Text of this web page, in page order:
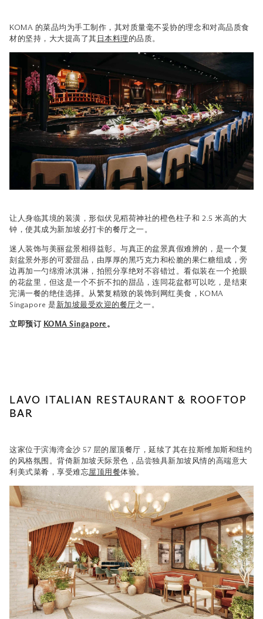
KOMA 的菜品均为手工制作，其对质量毫不妥协的理念和对高品质食
材的坚持，大大提高了其 日本料理 的品质。
让人身临其境的装潢，形似伏见稻荷神社的橙色柱子和 2.5 米高的大
钟，使其成为新加坡必打卡的餐厅之一。
迷人装饰与美丽盆景相得益彰。与真正的盆景真假难辨的，是一个复
刻盆景外形的可爱甜品，由厚厚的黑巧克力和松脆的果仁糖组成，旁
边再加一勺绵滑冰淇淋，拍照分享绝对不容错过。看似装在一个抢眼
的花盆里，但这是一个不折不扣的甜品，连同花盆都可以吃，是结束
完满一餐的绝佳选择。从繁复精致的装饰到网红美食，KOMA
Singapore 是 新加坡最受欢迎的餐厅之一。
立即预订 KOMA Singapore 。
LAVO ITALIAN RESTAURANT & ROOFTOP
BAR
这家位于滨海湾金沙 57 层的屋顶餐厅，延续了其在拉斯维加斯和纽约
的风格氛围。背倚新加坡天际景色，品尝独具新加坡风情的高端意大
利美式菜肴，享受难忘屋顶用餐体验。